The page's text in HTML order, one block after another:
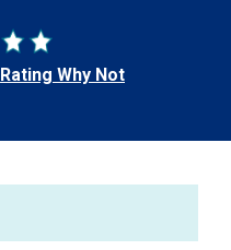
Rating Why Not